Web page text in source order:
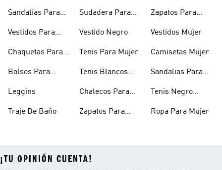
Sandalias Para
Vestidos Para
Chaquetas Para
Bolsos Para
Leggins
Traje De Baño
Sudadera Para
Vestido Negro
Tenis Para Mujer
Tenis Blancos
Chalecos Para
Zapatos Para
Zapatos Para
Vestidos Mujer
Camisetas Mujer
Sandalias Para
Tenis Negro
Ropa Para Mujer
¡TU OPINIÓN CUENTA!